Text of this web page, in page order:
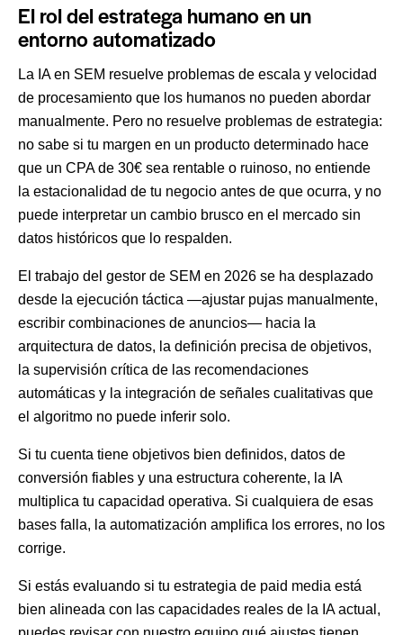
El rol del estratega humano en un
entorno automatizado
La IA en SEM resuelve problemas de escala y velocidad
de procesamiento que los humanos no pueden abordar
manualmente. Pero no resuelve problemas de estrategia:
no sabe si tu margen en un producto determinado hace
que un CPA de 30€ sea rentable o ruinoso, no entiende
la estacionalidad de tu negocio antes de que ocurra, y no
puede interpretar un cambio brusco en el mercado sin
datos históricos que lo respalden.
El trabajo del gestor de SEM en 2026 se ha desplazado
desde la ejecución táctica —ajustar pujas manualmente,
escribir combinaciones de anuncios— hacia la
arquitectura de datos, la definición precisa de objetivos,
la supervisión crítica de las recomendaciones
automáticas y la integración de señales cualitativas que
el algoritmo no puede inferir solo.
Si tu cuenta tiene objetivos bien definidos, datos de
conversión fiables y una estructura coherente, la IA
multiplica tu capacidad operativa. Si cualquiera de esas
bases falla, la automatización amplifica los errores, no los
corrige.
Si estás evaluando si tu estrategia de paid media está
bien alineada con las capacidades reales de la IA actual,